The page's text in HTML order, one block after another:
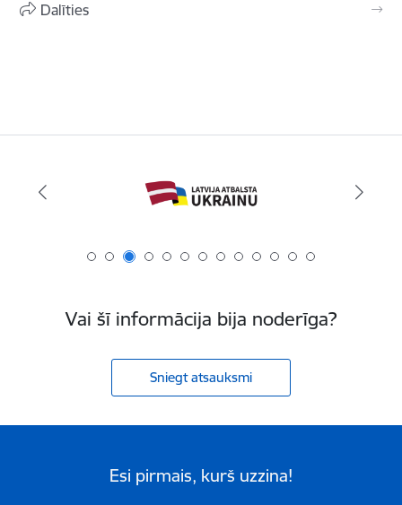
Dalīties
Vai šī informācija bija noderīga?
Sniegt atsauksmi
Esi pirmais, kurš uzzina!